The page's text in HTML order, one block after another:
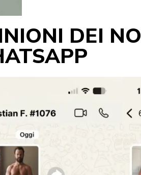
DEI